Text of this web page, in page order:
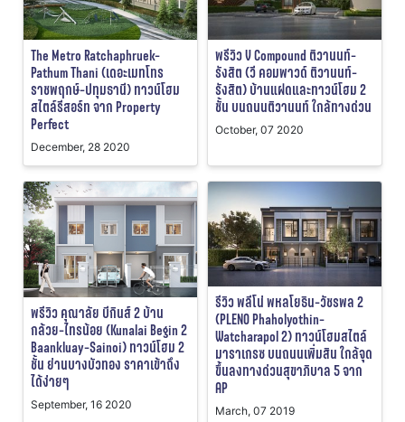
The Metro Ratchaphruek-
Pathum Thani (เดอะเมทโทร
ราชพฤกษ์-ปทุมธานี) ทาวน์โฮม
สไตล์รีสอร์ท จาก Property
Perfect
December, 28 2020
พรีวิว V Compound ติวานนท์-
รังสิต (วี คอมพาวด์ ติวานนท์-
รังสิต) บ้านแฝดและทาวน์โฮม 2
ชั้น บนถนนติวานนท์ ใกล้ทางด่วน
October, 07 2020
พรีวิว คุณาลัย บีกินส์ 2 บ้าน
กล้วย-ไทรน้อย (Kunalai Begin 2
Baankluay-Sainoi) ทาวน์โฮม 2
ชั้น ย่านบางบัวทอง ราคาเข้าถึง
ได้ง่ายๆ
September, 16 2020
รีวิว พลีโน่ พหลโยธิน-วัชรพล 2
(PLENO Phaholyothin-
Watcharapol 2) ทาวน์โฮมสไตล์
มาราเกรซ บนถนนเพิ่มสิน ใกล้จุด
ขึ้นลงทางด่วนสุขาภิบาล 5 จาก
AP
March, 07 2019